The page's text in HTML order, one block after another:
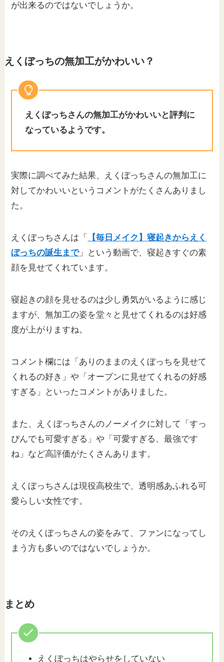
が出来るのではないでしょうか。
えくぼっちの無加工がかわいい？
えくぼっちさんの無加工がかわいいと評判に
なっているようです。
実際に調べてみた結果、えくぼっちさんの無加工に
対してかわいいというコメントがたくさんありまし
た。
えくぼっちさんは「
【毎日メイク】寝起きからえく
ぼっちの誕生まで」という動画で、寝起きすぐの素
顔を見せてくれています。
寝起きの顔を見せるのは少し勇気がいるように感じ
ますが、無加工の姿を堂々と見せてくれるのは好感
度が上がりますね。
コメント欄には「ありのままのえくぼっちを見せて
くれるの好き」や「オープンに見せてくれるの好感
すぎる」といったコメントがありました。
また、えくぼっちさんのノーメイクに対して「すっ
ぴんでも可愛すぎる」や「可愛すぎる、最強です
ね」など高評価がたくさんあります。
えくぼっちさんは現役高校生で、透明感あふれる可
愛らしい女性です。
そのえくぼっちさんの姿をみて、ファンになってし
まう方も多いのではないでしょうか。
まとめ
えくぼっちはやらせをしていない